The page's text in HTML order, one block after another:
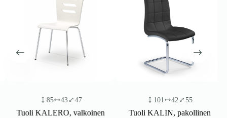
85 43 47
Tuoli KALERO, valkoinen
101 42 55
Tuoli KALIN, pakollinen